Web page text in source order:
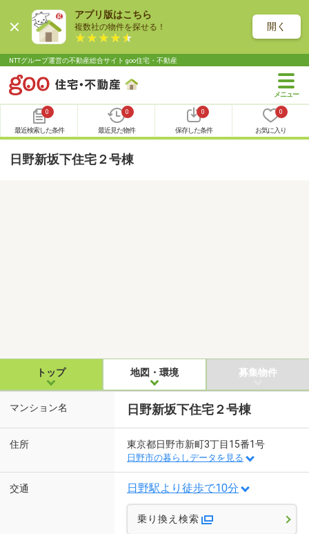
アプリ版はこちら
複数社の物件を探せる！ 開く
NTTグループ運営の不動産総合サイト goo住宅・不動産
0
最近検索した条件
0
最近見た物件
0
保存した条件
0
お気に入り
日野新坂下住宅２号棟
トップ 地図・環境 募集物件
マンション名 日野新坂下住宅２号棟
住所 東京都日野市新町3丁目15番1号
日野市の暮らしデータを見る
交通 日野駅より徒歩で10分
乗り換え検索